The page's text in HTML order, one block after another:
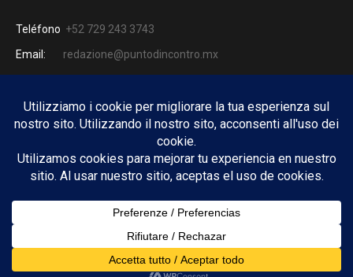
Teléfono +52 729 243 3743
Email:
redazione@puntodincontro.mx
PUNTODINCONTRO
Copyright © 2025 Puntodincontro
Design by DisegnoW